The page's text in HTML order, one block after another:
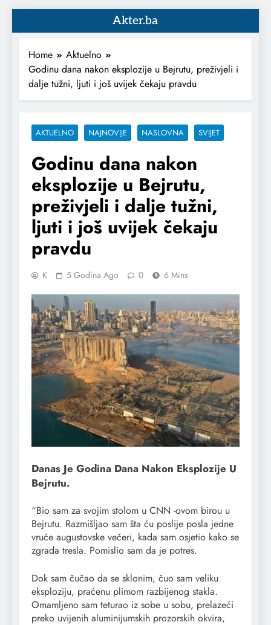
Akter.ba
Home
Aktuelno
Godinu dana nakon eksplozije u Bejrutu, preživjeli i
dalje tužni, ljuti i još uvijek čekaju pravdu
AKTUELNO NAJNOVIJE NASLOVNA SVIJET
Godinu dana nakon
eksplozije u Bejrutu,
preživjeli i dalje tužni,
ljuti i još uvijek čekaju
pravdu
K 5 Godina Ago 0 6 Mins
Danas Je Godina Dana Nakon Eksplozije U
Bejrutu.
“Bio sam za svojim stolom u CNN -ovom birou u
Bejrutu. Razmišljao sam šta ću poslije posla jedne
vruće augustovske večeri, kada sam osjetio kako se
zgrada tresla. Pomislio sam da je potres.
Dok sam čučao da se sklonim, čuo sam veliku
eksploziju, praćenu plimom razbijenog stakla.
Omamljeno sam teturao iz sobe u sobu, prelazeći
preko uvijenih aluminijumskih prozorskih okvira,